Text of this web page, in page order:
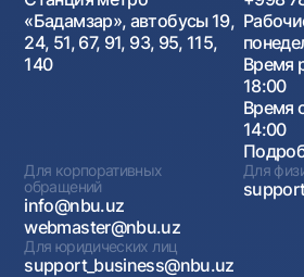
«Бадамзар», автобусы 19,
24, 51, 67, 91, 93, 95, 115,
140
Время
18:00
Время
14:00
Для корпоративных
обращений
info@nbu.uz
webmaster@nbu.uz
Для
Для юридических лиц
support_business@nbu.uz